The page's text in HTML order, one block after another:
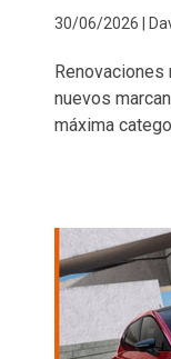
30/06/2026 |
nuevos
máxima